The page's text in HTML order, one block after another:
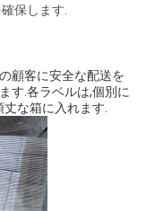
保します.
顧客に安全な配送を
す.各ラベルは,個別に
な箱に入れます.